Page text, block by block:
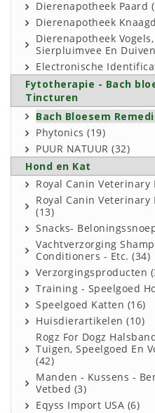
Dierenapotheek Paard
Dierenapotheek
Dierenapotheek Vogels,
Sierpluimvee En
Electronische
Fytotherapie - Bach
Tincturen
Bach Bloesem
Phytonics (19)
PUUR NATUUR (32)
Hond en Kat
Royal Canin Veterinary
Royal Canin Veterinary
(13)
Snacks-
Vachtverzorging
Conditioners - Etc. (34)
Verzorgingsproducten
Training - Speelgoed
Speelgoed Katten (16)
Huisdierartikelen (10)
Rogz For Dogz
Tuigen, Speelgoed En
(42)
Manden - Kussens -
Vetbed (3)
Eqyss Import USA (6)